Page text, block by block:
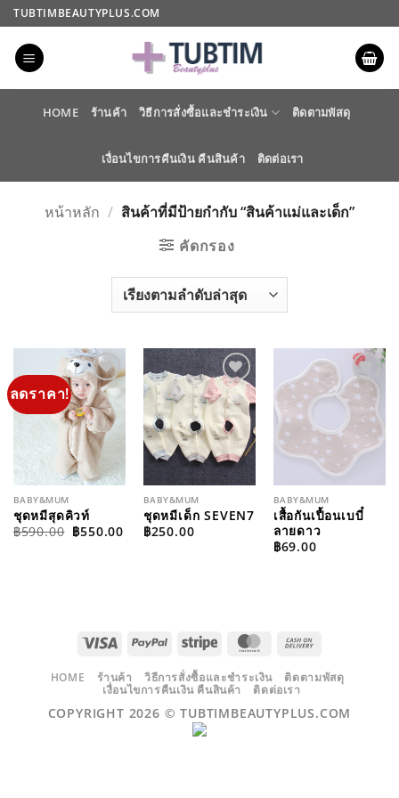
ข้าม
ไป
เนื้อหา
TUBTIMBEAUTYPLUS.COM
HOME ร้านค้า วิธีการสั่งซื้อและชำระเงิน ติดตามพัสดุ
เงื่อนไขการคืนเงิน คืนสินค้า ติดต่อเรา
หน้าหลัก / สินค้าที่มีป้ายกำกับ “สินค้าแม่และเด็ก”
คัดกรอง
ลดราคา!ADD TO
WISHLIST
BABY&MUM
ชุดหมีสุดคิวท์
฿590.00 ORIGINAL
PRICE
฿550.00CURRENT
PRICE
ADD TO
WISHLIST
BABY&MUM
ชุดหมีเด็ก SEVEN7
฿250.00
ADD TO
WISHLIST
BABY&MUM
เสื้อกันเปื้อนเบบี๋
ลายดาว
฿69.00
VISA PAYPALSTRIPE MASTERCARD
DELIVERY
HOME ร้านค้า วิธีการสั่งซื้อและชำระเงิน
ติดตามพัสดุ
เงื่อนไขการคืนเงิน คืนสินค้า
ติดต่อเรา
COPYRIGHT 2026 ©TUBTIMBEAUTYPLUS.COM